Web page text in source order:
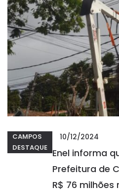
CAMPOS
DESTAQUE
10/12/2024
Enel informa
Prefeitura de
R$ 76